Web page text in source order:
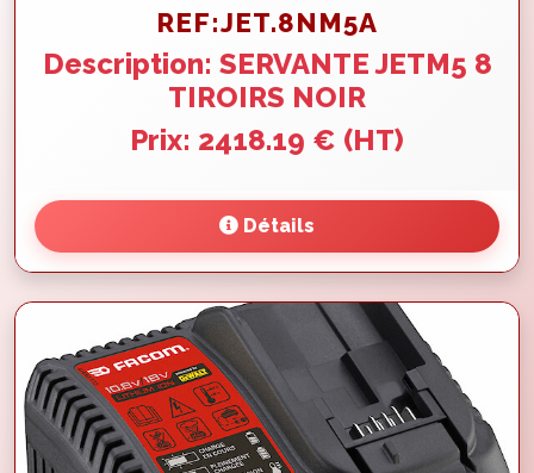
REF:JET.8NM5A
Description: SERVANTE JETM5 8
TIROIRS NOIR
Prix: 2418.19 € (HT)
Détails